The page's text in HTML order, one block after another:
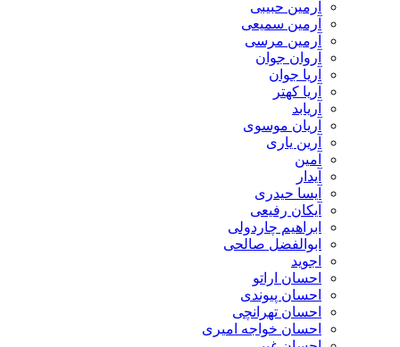
آرمین حبیبی
آرمین سمیعی
آرمین مرسی
آروان جوان
آریا جوان
آریا کهتر
آریابد
آریان موسوی
آرین یاری
آمین
آیدار
آیسا حیدری
آیکان رفیعی
ابراهیم چاردولی
ابوالفضل صالحی
اجوید
احسان اراتو
احسان پیوندی
احسان تهرانچی
احسان خواجه امیری